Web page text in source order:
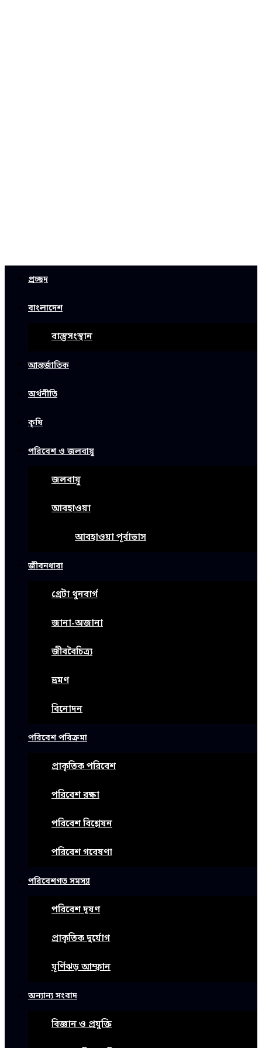
প্রচ্ছদ
বাংলাদেশ
বাস্তুসংস্থান
আন্তর্জাতিক
অর্থনীতি
কৃষি
পরিবেশ ও জলবায়ু
জলবায়ু
আবহাওয়া
আবহাওয়া পূর্বাভাস
জীবনধারা
গ্রেটা থুনবার্গ
জানা-অজানা
জীববৈচিত্র্য
ভ্রমণ
বিনোদন
পরিবেশ পরিক্রমা
প্রাকৃতিক পরিবেশ
পরিবেশ রক্ষা
পরিবেশ বিশ্লেষন
পরিবেশ গবেষণা
পরিবেশগত সমস্যা
পরিবেশ দূষণ
প্রাকৃতিক দুর্যোগ
ঘূর্ণিঝড় আম্ফান
অন্যান্য সংবাদ
বিজ্ঞান ও প্রযুক্তি